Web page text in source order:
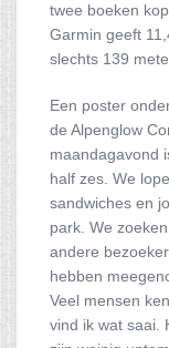
twee boeken
Garmin geeft
slechts 139
Een poster
de Alpenglow
maandagavond
half zes. We
sandwiches en
park. We
andere
hebben
Veel mensen
vind ik wat saai.